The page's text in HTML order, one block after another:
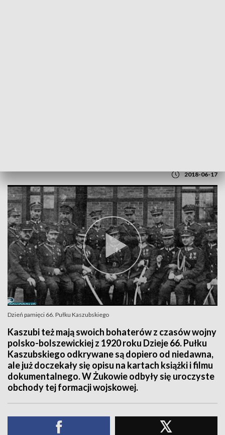
2018-06-17
Dzień pamięci 66. Pułku Kaszubskiego
Kaszubi też mają swoich bohaterów z czasów wojny
polsko-bolszewickiej z 1920 roku Dzieje 66. Pułku
Kaszubskiego odkrywane są dopiero od niedawna,
ale już doczekały się opisu na kartach książki i filmu
dokumentalnego. W Żukowie odbyły się uroczyste
obchody tej formacji wojskowej.